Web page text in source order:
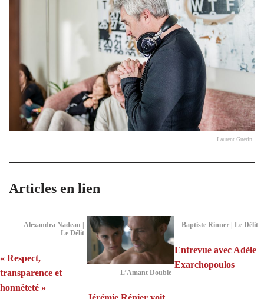
Laurent Guérin
Articles en lien
Alexandra Nadeau |
Le Délit
« Respect,
transparence et
honnêteté »
L’Amant Double
Baptiste Rinner | Le Délit
Entrevue avec Adèle
Exarchopoulos